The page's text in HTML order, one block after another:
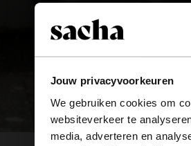
Jouw privacyvoorkeuren
We gebruiken cookies om
websiteverkeer te
media, adverteren en